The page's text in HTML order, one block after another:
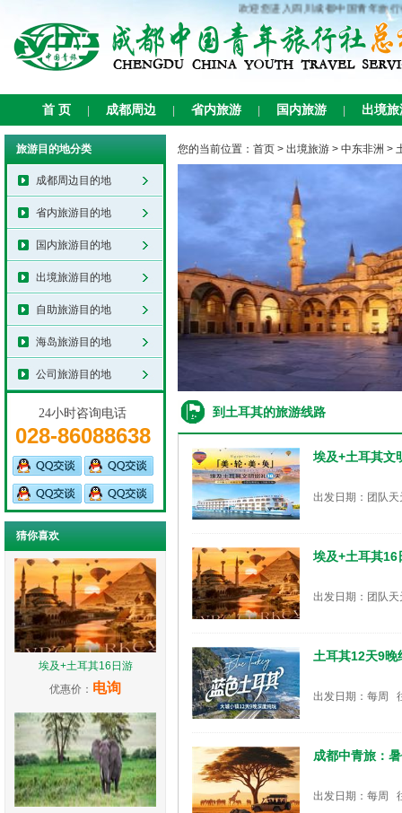
欢迎您进入四川成都中国青年旅行
首 页 成都周边 省内旅游 国内旅游 出境旅
旅游目的地分类
成都周边目的地
省内旅游目的地
国内旅游目的地
出境旅游目的地
自助旅游目的地
海岛旅游目的地
公司旅游目的地
24小时咨询电话
028-86088638
猜你喜欢
埃及+土耳其16日游
优惠价： 电询
您的当前位置： 首页 > 出境旅游 > 中东非洲 >
到土耳其的旅游线路
埃及+土耳其文
出发日期：团队
埃及+土耳其16
出发日期：团队
土耳其12天9晚
出发日期：每周
成都中青旅：
出发日期：每周